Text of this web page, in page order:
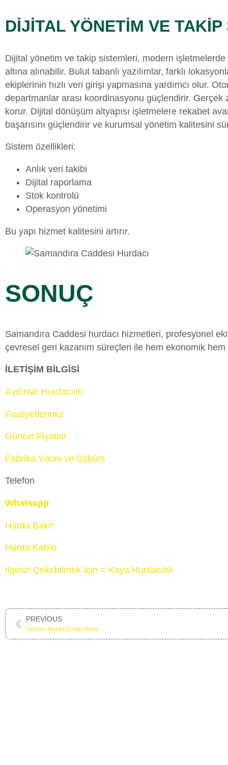
DİJİTAL YÖNETİM VE
Dijital yönetim ve takip sistemleri, modern
altına alınabilir. Bulut tabanlı yazılımlar, farklı
ekiplerinin hızlı veri girişi yapmasına yardımcı olur.
departmanlar arası koordinasyonu güçlendirir. Gerçek
korur. Dijital dönüşüm altyapısı işletmelere rekabet
başarısını güçlendirir ve kurumsal yönetim kalitesini
Sistem özellikleri:
Anlık veri takibi
Dijital raporlama
Stok kontrolü
Operasyon yönetimi
Bu yapı hizmet kalitesini artırır.
SONUÇ
Samandıra Caddesi hurdacı hizmetleri, profesyonel
çevresel geri kazanım süreçleri ile hem ekonomik
İLETİŞİM BİLGİSİ
Aydınlar Hurdacılık
Faaliyetlerimiz
Güncel Fiyatlar
Fabrika Yıkım ve Söküm
Telefon
Whatsapp
Hurda Bakır
Hurda Kablo
İlginizi Çekebilmek İçin = Kaya Hurdacılık
PREVIOUS
Güncel Hurda Elmas Alımı